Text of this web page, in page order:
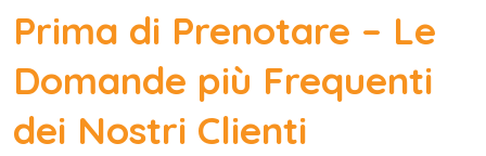
Prima di Prenotare – Le
Domande più Frequenti
dei Nostri Clienti